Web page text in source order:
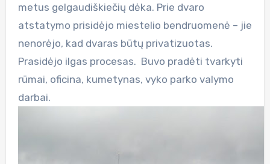
metus gelgaudiškiečių dėka. Prie dvaro
atstatymo prisidėjo miestelio bendruomenė – jie
nenorėjo, kad dvaras būtų privatizuotas.
Prasidėjo ilgas procesas. Buvo pradėti tvarkyti
rūmai, oficina, kumetynas, vyko parko valymo
darbai.